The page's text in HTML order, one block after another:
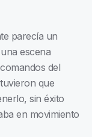
parecía un
escena
del
que
sin éxito
en movimiento